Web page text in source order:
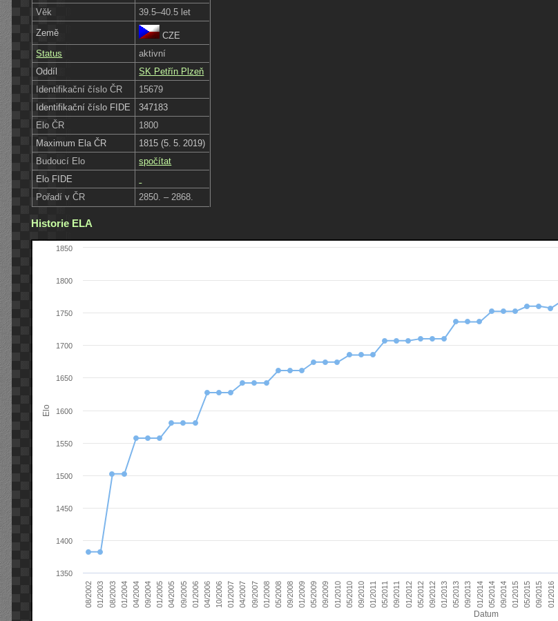
Věk
39.5–40.5 let
Země
CZE
Status
aktivní
Oddíl
SK Petřín Plzeň
Identifikační číslo ČR
15679
Identifikační číslo FIDE
347183
Elo ČR
1800
Maximum Ela ČR
1815 (5. 5. 2019)
Budoucí Elo
spočítat
Elo FIDE
Pořadí v ČR
2850. – 2868.
Historie ELA
Datum
Elo
08/2002 01/2003 08/2003 01/2004 04/2004 09/2004 01/2005 04/2005 09/2005 01/2006 04/2006 10/2006 01/2007 04/2007 09/2007 01/2008 05/2008 09/2008 01/2009 05/2009 09/2009 01/2010 05/2010 09/2010 01/2011 05/2011 09/2011 01/2012 05/2012 09/2012 01/2013 05/2013 09/2013 01/2014 05/2014 09/2014 01/2015 05/2015 09/2015 01/2016
1350
1400
1450
1500
1550
1600
1650
1700
1750
1800
1850